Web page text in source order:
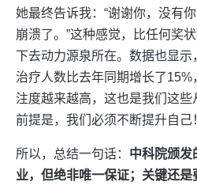
她最终告诉我：“谢谢你，没有
崩溃了。”这种感觉，比任何奖
下去动力源泉所在。数据也显
治疗人数比去年同期增长了
注度越来越高，这也是我们这
前提是，我们必须不断提升自己
所以，总结一句话： 中科院颁发
业，但绝非唯一保证；关键还